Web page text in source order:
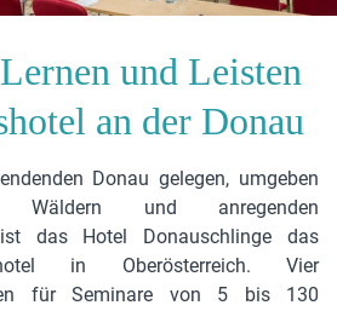
und Leisten
an der Donau
Donau gelegen, umgeben
Wäldern und anregenden
ist das Hotel Donauschlinge das
in Oberösterreich. Vier
für Seminare von 5 bis 130